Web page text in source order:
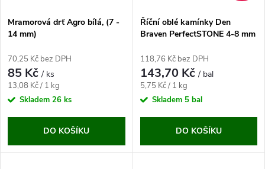
p
r
o
d
u
s
p
r
o
Mramorová drť Agro bílá, (7 -
14 mm)
70,25 Kč bez DPH
85 Kč/ ks
Měrná
cena:
13,08 Kč / 1 kg
Skladem 26 ks
DO KOŠÍKU
Říční oblé kamínky Den
Braven PerfectSTONE 4-8 mm
118,76 Kč bez DPH
143,70 Kč/ bal
Měrná
cena:
5,75 Kč / 1 kg
Skladem 5 bal
DO KOŠÍKU